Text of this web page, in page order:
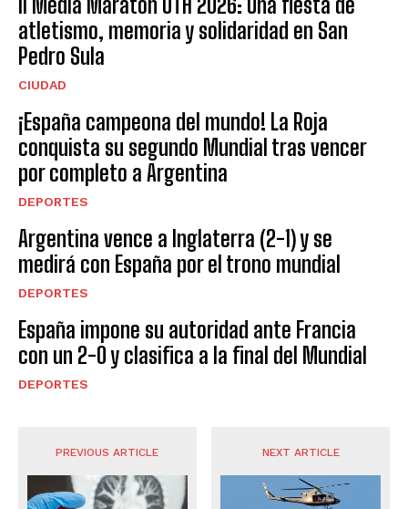
atletismo, memoria y solidaridad en San
Pedro Sula
CIUDAD
¡España campeona del mundo! La Roja
conquista su segundo Mundial tras vencer
por completo a Argentina
DEPORTES
Argentina vence a Inglaterra (2-1) y se
medirá con España por el trono mundial
DEPORTES
España impone su autoridad ante Francia
con un 2-0 y clasifica a la final del Mundial
DEPORTES
PREVIOUS ARTICLE NEXT ARTICLE